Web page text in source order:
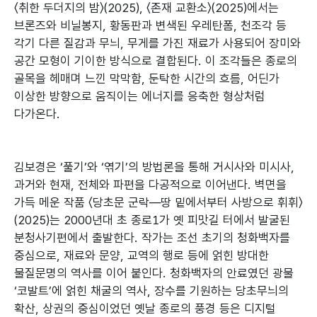
〈취한 두더지의 밤〉(2025), 〈존재 교환소〉(2025)에서는
브론즈와 비닐봉지, 황동판과 변색된 우레탄폼, 천조각 등
각기 다른 질감과 무늬, 무게를 가진 재료가 사용되어 장미와
공간 모형이 기이한 방식으로 결합된다. 이 조각들은 종로의
골목을 헤매며 느낀 막막함, 둔탁한 시간의 흐름, 어딘가
이상한 방향으로 움직이는 에너지를 응축한 형상처럼
다가온다.
김보경은 ‘풀기’와 ‘엮기’의 방법론을 통해 거시사와 미시사,
과거와 현재, 전체와 파편을 다공적으로 이어낸다. 벽면을
가득 메운 작품 〈당초문 군락—땅 밑에서부터 사방으로 휘휘〉
(2025)는 2000년대 초 종로1가 옛 피맛길 터에서 발굴된
분청사기편에서 출발한다. 작가는 조선 초기의 청화백자를
중심으로, 재료와 문양, 교역의 행로 등에 얽힌 방대한
물질문명의 역사를 이어 붙인다. 청화백자의 안료였던 광물
‘코발트’에 얽힌 채굴의 역사, 장수를 기원하는 당초무늬의
확산, 상권의 중심이었던 옛날 종로의 풍경 등은 디지털